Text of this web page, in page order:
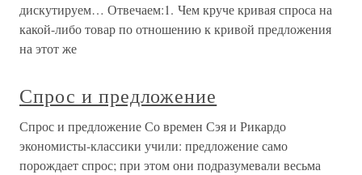
дискутируем… Отвечаем:1. Чем круче кривая спроса на
какой-либо товар по отношению к кривой предложения
на этот же
Спрос и предложение
Спрос и предложение Со времен Сэя и Рикардо
экономисты-классики учили: предложение само
порождает спрос; при этом они подразумевали весьма